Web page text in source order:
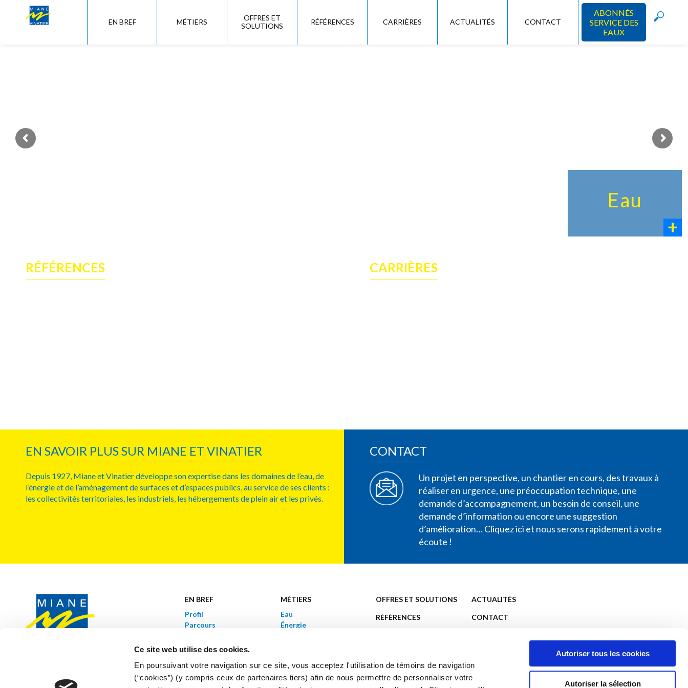
Ce site web utilise des cookies.
En poursuivant votre navigation sur ce site, vous acceptez l'utilisation de témoins de navigation
(“cookies”) (y compris ceux de partenaires tiers) afin de nous permettre de personnaliser votre
Autoriser tous les cookies
Autoriser la sélection
EN BREF MÉTIERS
OFFRES ET
SOLUTIONS
RÉFÉRENCES CARRIÈRES ACTUALITÉS CONTACT
ABONNÉS
SERVICE DES
EAUX
Eau
+
RÉFÉRENCES CARRIÈRES
EN SAVOIR PLUS SUR MIANE ET VINATIER
Depuis 1927, Miane et Vinatier développe son expertise dans les domaines de l’eau, de
l’énergie et de l’aménagement de surfaces et d’espaces publics, au service de ses clients :
les collectivités territoriales, les industriels, les hébergements de plein air et les privés.
CONTACT
Un projet en perspective, un chantier en cours, des travaux à
réaliser en urgence, une préoccupation technique, une
demande d’accompagnement, un besoin de conseil, une
demande d’information ou encore une suggestion
d’amélioration… Cliquez ici et nous serons rapidement à votre
écoute !
19100 BRIVE-LA-GAILLARDE
EN BREF
Profil
Parcours
MÉTIERS
Eau
Énergie
OFFRES ET SOLUTIONS
RÉFÉRENCES
ACTUALITÉS
CONTACT